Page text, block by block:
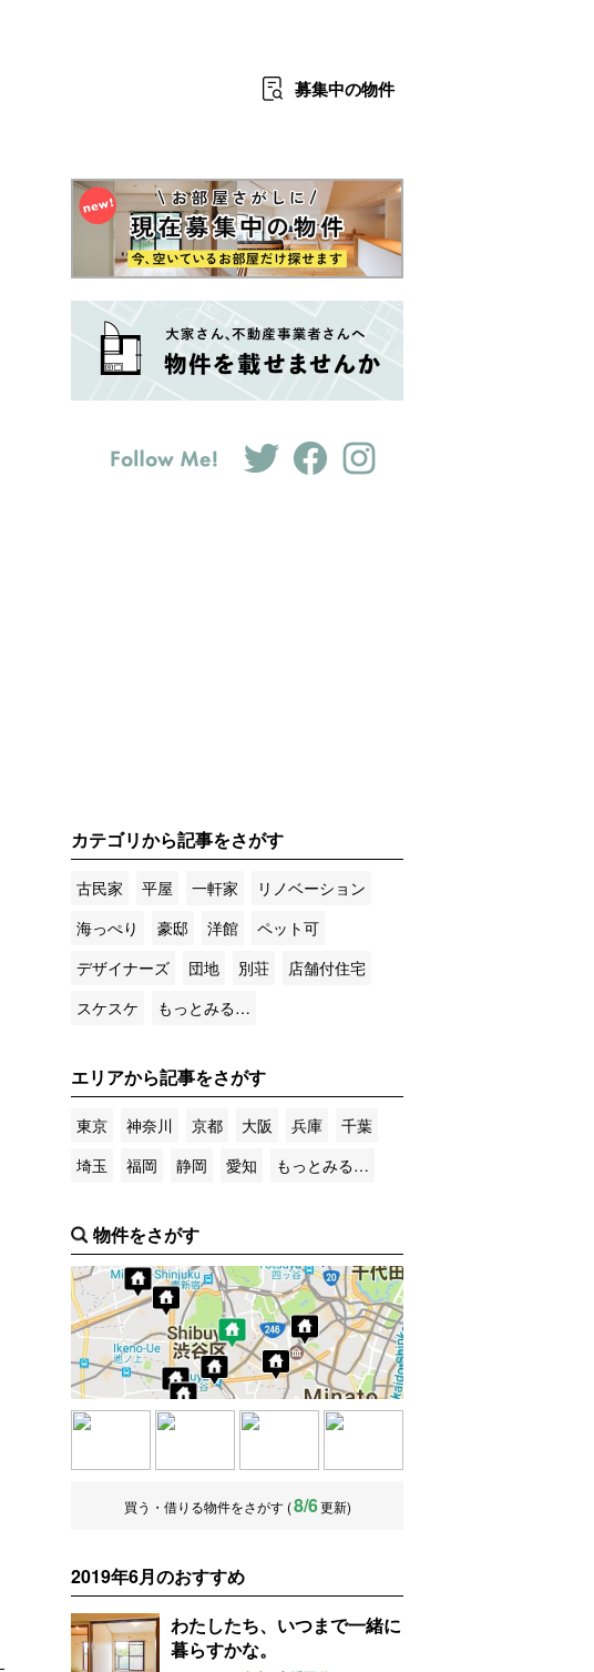
募集中の物件
カテゴリから記事をさがす
古民家 平屋 一軒家
リノベーション
海っぺり
豪邸 洋館
ペット可
デザイナーズ
団地 別荘
店舗付住宅
スケスケ
もっとみる…
エリアから記事をさがす
東京 神奈川 京都 大阪 兵庫
千葉
埼玉
福岡 静岡 愛知 もっとみる…
物件をさがす
買う・借りる物件をさがす (8/6更新)
2019年6月のおすすめ
わたしたち、いつまで一緒に
暮らすかな。